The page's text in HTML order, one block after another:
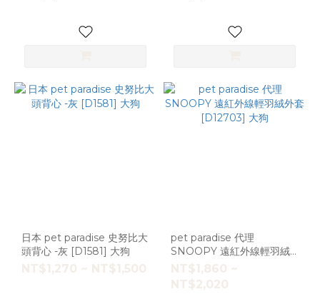
日本 pet paradise 史努比大
頭背心 -灰 [D1581] 大狗
NT$1,270 ~ NT$1,500
pet paradise 代理
SNOOPY 遠紅外線輕羽絨
外套 [D12703] 大狗
NT$1,860 ~
NT$2,020